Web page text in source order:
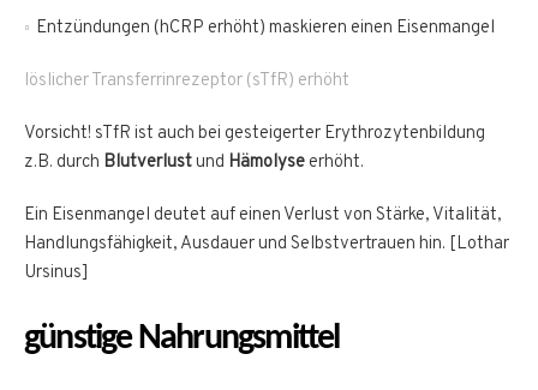
Entzündungen (hCRP erhöht) maskieren einen Eisenmangel
löslicher Transferrinrezeptor (sTfR) erhöht
Vorsicht! sTfR ist auch bei gesteigerter Erythrozytenbildung
z.B. durch Blutverlustund Hämolyse erhöht.
Ein Eisenmangel deutet auf einen Verlust von Stärke, Vitalität,
Handlungsfähigkeit, Ausdauer und Selbstvertrauen hin. [Lothar
Ursinus]
günstige Nahrungsmittel